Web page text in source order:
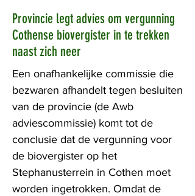
Provincie legt advies om vergunning
Cothense biovergister in te trekken
naast zich neer
Een onafhankelijke commissie die
bezwaren afhandelt tegen besluiten
van de provincie (de Awb
adviescommissie) komt tot de
conclusie dat de vergunning voor
de biovergister op het
Stephanusterrein in Cothen moet
worden ingetrokken. Omdat de